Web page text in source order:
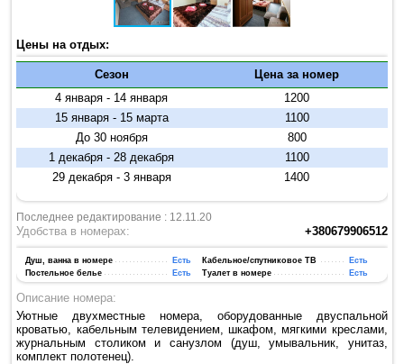
Цены на отдых:
Сезон
Цена за номер
4 января - 14 января
1200
15 января - 15 марта
1100
До 30 ноября
800
1 декабря - 28 декабря
1100
29 декабря - 3 января
1400
Последнее редактирование : 12.11.20
+380679906512
Удобства в номерах:
Душ, ванна в номере Есть Кабельное/спутниковое ТВ
Есть
Постельное белье
Есть Туалет в номере Есть
Описание номера:
Уютные двухместные номера, оборудованные двуспальной
кроватью, кабельным телевидением, шкафом, мягкими креслами,
журнальным столиком и санузлом (душ, умывальник, унитаз,
комплект полотенец).